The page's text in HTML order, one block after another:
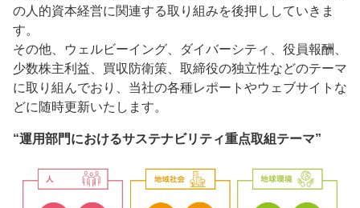
の人的資本経営に関連する取り組みを後押ししていきま
す。
その他、ウェルビーイング、ダイバーシティ、役員報酬、
少数株主利益、買収防衛策、取締役の独立性などのテーマ
に取り組んでおり、当社の各種レポートやウェブサイトな
どに随時更新いたします。
“運用部門におけるサステナビリティ重点取組テーマ”